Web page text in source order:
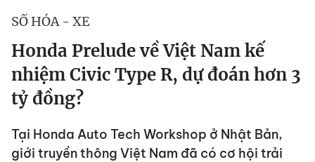
SỐ HÓA - XE
Honda Prelude về Việt Nam kế
nhiệm Civic Type R, dự đoán hơn 3
tỷ đồng?
Tại Honda Auto Tech Workshop ở Nhật Bản,
giới truyền thông Việt Nam đã có cơ hội trải